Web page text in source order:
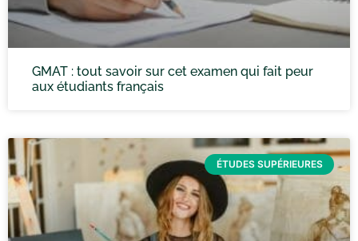
GMAT : tout savoir sur cet examen qui fait peur
aux étudiants français
ÉTUDES SUPÉRIEURES